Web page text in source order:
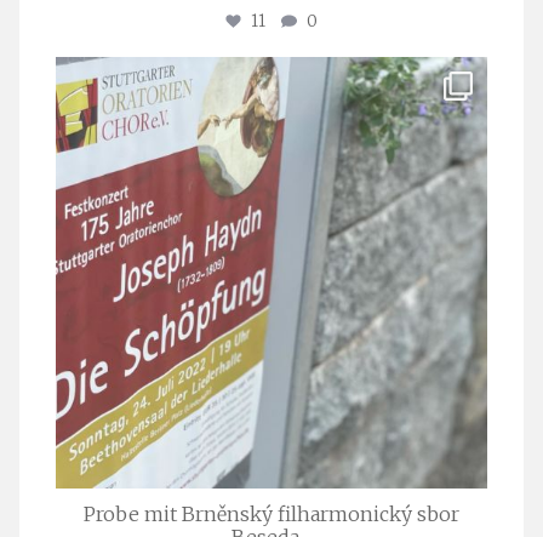
11 0
stuttgarter_oratorienchor
Juli 23
Probe mit Brněnský filharmonický sbor